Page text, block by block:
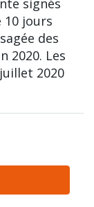
10 jours
des
2020. Les
2020